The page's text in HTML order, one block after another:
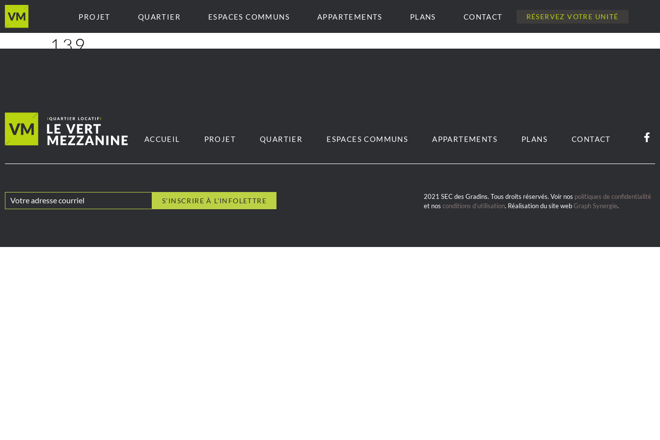
PROJET QUARTIER ESPACES COMMUNS APPARTEMENTS PLANS CONTACT RÉSERVEZ VOTRE UNITÉ
139
ACCUEIL PROJET QUARTIER ESPACES COMMUNS APPARTEMENTS PLANS CONTACT
2021 SEC des Gradins. Tous droits réservés. Voir nos politiques de confidentialité
et nosconditions d’utilisation. Réalisation du site webGraph Synergie.